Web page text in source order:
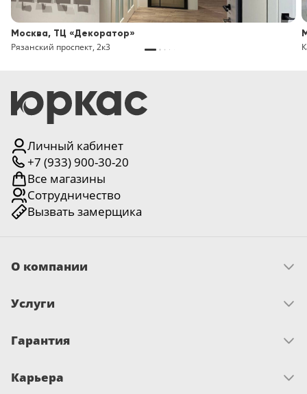
Москва, ТЦ «Декоратор»
Рязанский проспект, 2к3
Личный кабинет
+7 (933) 900-30-20
Все магазины
Сотрудничество
Вызвать замерщика
О компании
Миссия и ценности
Новости
Услуги
Замер
Гарантия
Сертификаты
Карьера